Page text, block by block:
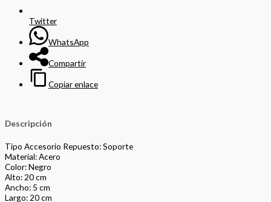
Twitter
WhatsApp
Compartir
Copiar enlace
Descripción
Tipo Accesorio Repuesto: Soporte
Material: Acero
Color: Negro
Alto: 20 cm
Ancho: 5 cm
Largo: 20 cm